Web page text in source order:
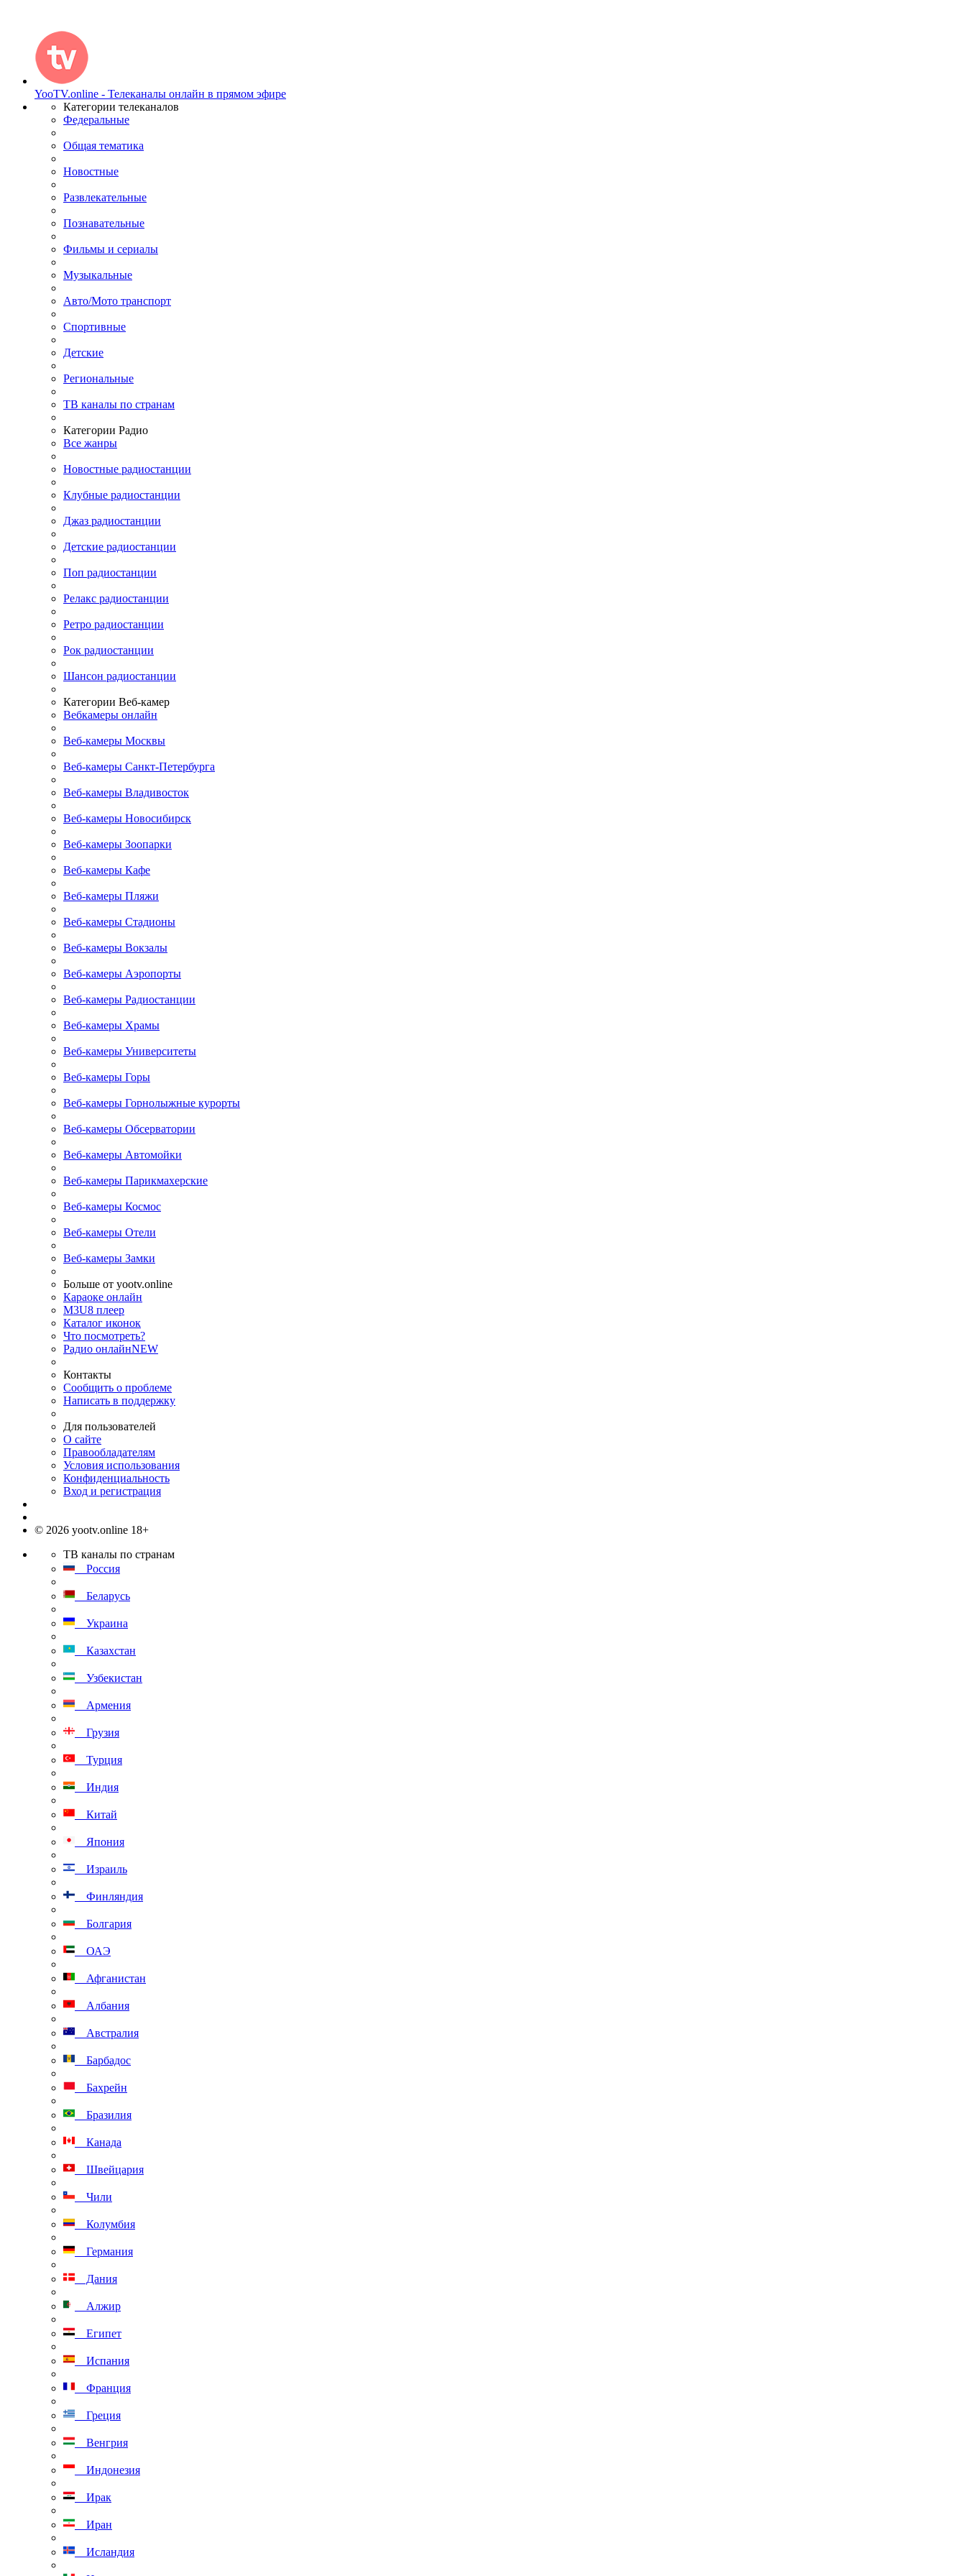
YooTV.online - Телеканалы онлайн в прямом эфире
Категории телеканалов
Федеральные
Общая тематика
Новостные
Развлекательные
Познавательные
Фильмы и сериалы
Музыкальные
Авто/Мото транспорт
Спортивные
Детские
Региональные
ТВ каналы по странам
Категории Радио
Все жанры
Новостные радиостанции
Клубные радиостанции
Джаз радиостанции
Детские радиостанции
Поп радиостанции
Релакс радиостанции
Ретро радиостанции
Рок радиостанции
Шансон радиостанции
Категории Веб-камер
Вебкамеры онлайн
Веб-камеры Москвы
Веб-камеры Санкт-Петербурга
Веб-камеры Владивосток
Веб-камеры Новосибирск
Веб-камеры Зоопарки
Веб-камеры Кафе
Веб-камеры Пляжи
Веб-камеры Стадионы
Веб-камеры Вокзалы
Веб-камеры Аэропорты
Веб-камеры Радиостанции
Веб-камеры Храмы
Веб-камеры Университеты
Веб-камеры Горы
Веб-камеры Горнолыжные курорты
Веб-камеры Обсерватории
Веб-камеры Автомойки
Веб-камеры Парикмахерские
Веб-камеры Космос
Веб-камеры Отели
Веб-камеры Замки
Больше от yootv.online
Караоке онлайн
M3U8 плеер
Каталог иконок
Что посмотреть?
Радио онлайнNEW
Контакты
Сообщить о проблеме
Написать в поддержку
Для пользователей
О сайте
Правообладателям
Условия использования
Конфиденциальность
Вход и регистрация
© 2026 yootv.online 18+
ТВ каналы по странам
Россия
Беларусь
Украина
Казахстан
Узбекистан
Армения
Грузия
Турция
Индия
Китай
Япония
Израиль
Финляндия
Болгария
ОАЭ
Афганистан
Албания
Австралия
Барбадос
Бахрейн
Бразилия
Канада
Швейцария
Чили
Колумбия
Германия
Дания
Алжир
Египет
Испания
Франция
Греция
Венгрия
Индонезия
Ирак
Иран
Исландия